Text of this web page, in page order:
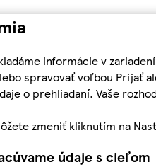
informácie v
spravovať voľbou Prijať
o prehliadaní. Vaše
zmeniť kliknutím na
údaje s cieľom